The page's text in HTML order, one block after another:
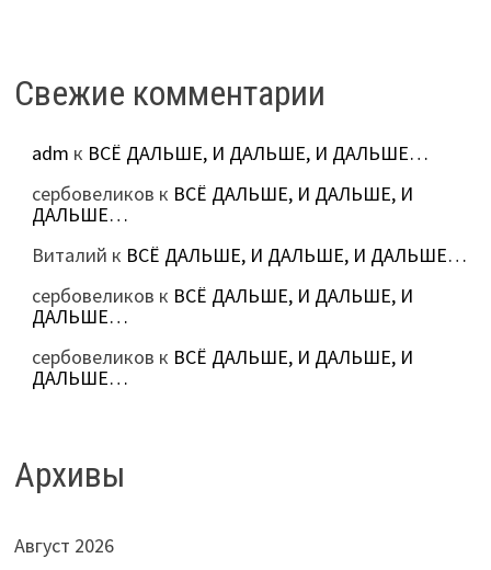
Свежие комментарии
adm к ВСЁ ДАЛЬШЕ, И ДАЛЬШЕ, И ДАЛЬШЕ…
сербовеликов к ВСЁ ДАЛЬШЕ, И ДАЛЬШЕ, И
ДАЛЬШЕ…
Виталий к ВСЁ ДАЛЬШЕ, И ДАЛЬШЕ, И ДАЛЬШЕ…
сербовеликов к ВСЁ ДАЛЬШЕ, И ДАЛЬШЕ, И
ДАЛЬШЕ…
сербовеликов к ВСЁ ДАЛЬШЕ, И ДАЛЬШЕ, И
ДАЛЬШЕ…
Архивы
Август 2026